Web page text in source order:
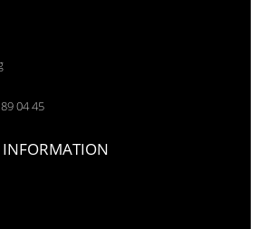
04 45
INFORMATION